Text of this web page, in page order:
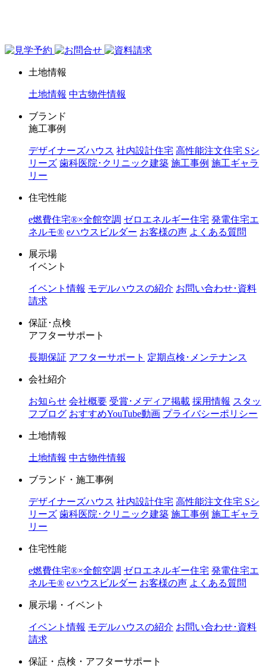
土地情報
土地情報 中古物件情報
ブランド
施工事例
デザイナーズハウス 社内設計住宅 高性能注文住宅 Sシ
リーズ 歯科医院･クリニック建築 施工事例 施工ギャラ
リー
住宅性能
e燃費住宅®︎×全館空調 ゼロエネルギー住宅 発電住宅エ
ネルモ®︎ eハウスビルダー お客様の声 よくある質問
展示場
イベント
イベント情報 モデルハウスの紹介 お問い合わせ･資料
請求
保証･点検
アフターサポート
長期保証 アフターサポート 定期点検･メンテナンス
会社紹介
お知らせ 会社概要 受賞･メディア掲載 採用情報 スタッ
フブログ おすすめYouTube動画 プライバシーポリシー
土地情報
土地情報 中古物件情報
ブランド・施工事例
デザイナーズハウス 社内設計住宅 高性能注文住宅 Sシ
リーズ 歯科医院･クリニック建築 施工事例 施工ギャラ
リー
住宅性能
e燃費住宅®︎×全館空調 ゼロエネルギー住宅 発電住宅エ
ネルモ®︎ eハウスビルダー お客様の声 よくある質問
展示場・イベント
イベント情報 モデルハウスの紹介 お問い合わせ･資料
請求
保証・点検・アフターサポート